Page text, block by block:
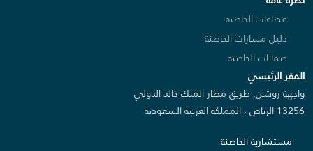
قطاعات الحاضنة
دليل مسارات الحاضنة
ضمانات الحاضنة
المقر الرئيسي
واجهة روشن, طريق مطار الملك خالد الدولي
13256 الرياض ، المملكة العربية السعودية
مستشارية الحاضنة